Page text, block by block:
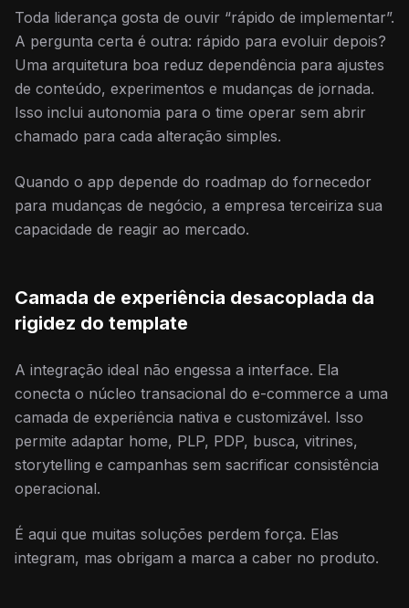
Toda liderança gosta de ouvir “rápido de implementar”.
A pergunta certa é outra: rápido para evoluir depois?
Uma arquitetura boa reduz dependência para ajustes
de conteúdo, experimentos e mudanças de jornada.
Isso inclui autonomia para o time operar sem abrir
chamado para cada alteração simples.
Quando o app depende do roadmap do fornecedor
para mudanças de negócio, a empresa terceiriza sua
capacidade de reagir ao mercado.
Camada de experiência desacoplada da
rigidez do template
A integração ideal não engessa a interface. Ela
conecta o núcleo transacional do e-commerce a uma
camada de experiência nativa e customizável. Isso
permite adaptar home, PLP, PDP, busca, vitrines,
storytelling e campanhas sem sacrificar consistência
operacional.
É aqui que muitas soluções perdem força. Elas
integram, mas obrigam a marca a caber no produto.